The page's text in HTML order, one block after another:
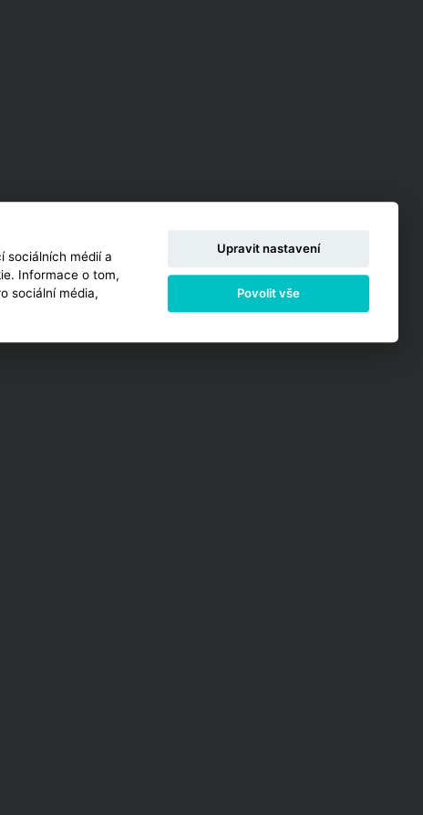
sociálních médií a
Informace o tom,
sociální média,
Upravit nastavení
Povolit vše